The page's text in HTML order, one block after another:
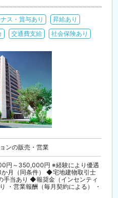
ス・賞与あり
昇給あり
交通費支給 社会保険あり
ンの販売・営業
円～350,000円 ※経験により優遇
月（同条件） ◆宅地建物取引士
手当あり ◆報奨金（インセンティ
・営業報酬（毎月契約による） ・